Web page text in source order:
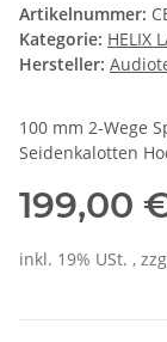
Artikelnummer:
Kategorie: HELIX
Hersteller:
100 mm 2-Wege
Seidenkalotten
199,00
inkl. 19% USt. ,